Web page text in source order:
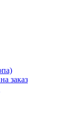
заказ